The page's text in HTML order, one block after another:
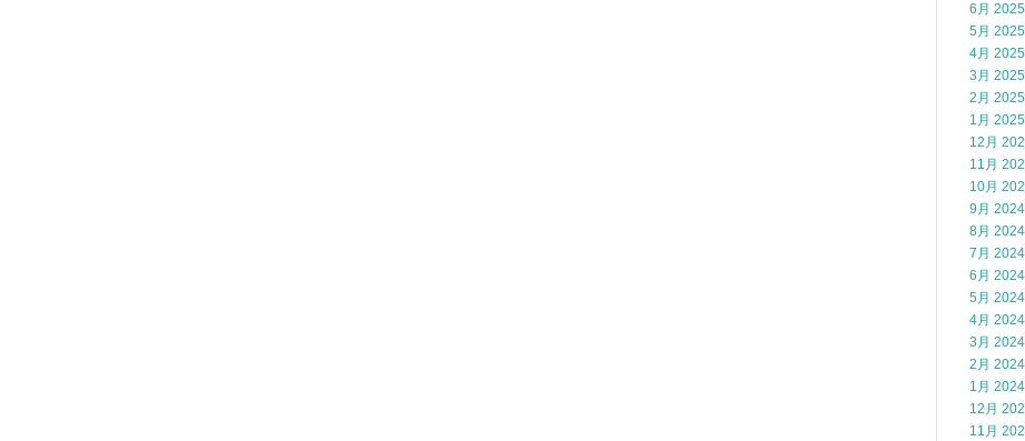
6月 2025
5月 2025
4月 2025
3月 2025
2月 2025
1月 2025
12月
11月
10月
9月 2024
8月 2024
7月 2024
6月 2024
5月 2024
4月 2024
3月 2024
2月 2024
1月 2024
12月
11月